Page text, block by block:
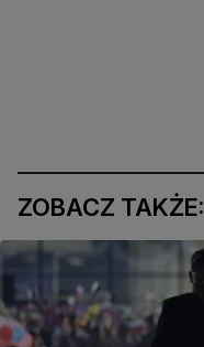
ZOBACZ TAKŻE: